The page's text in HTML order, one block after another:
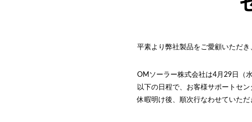
平素より弊社製品をご愛顧いただき
OMソーラー株式会社は4月29日（
以下の日程で、お客様サポートセ
休暇明け後、順次行なわせていた